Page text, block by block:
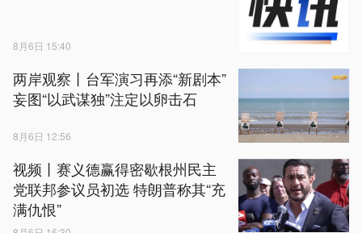
8月6日 15:40
两岸观察丨台军演习再添“新剧本”
妄图“以武谋独”注定以卵击石
8月6日 12:56
视频丨赛义德赢得密歇根州民主
党联邦参议员初选 特朗普称其“充
满仇恨”